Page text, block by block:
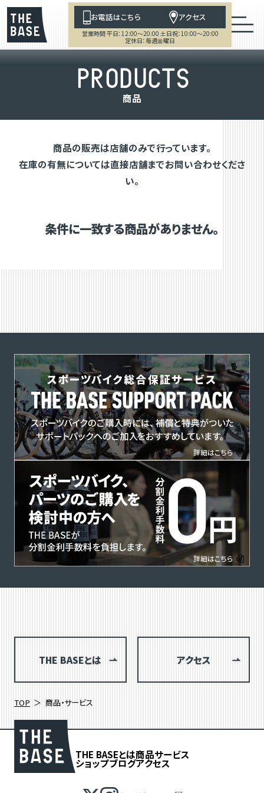
お電話はこちら アクセス
営業時間 平日：12:00～20:00 土日祝：10:00～20:00
定休日：毎週金曜日
PRODUCTS
商品
商品の販売は店舗のみで行っています。
在庫の有無については直接店舗までお問い合わせくださ
い。
条件に一致する商品がありません。
THE BASEとは アクセス
TOP 商品・サービス
THE BASEとは商品サービス
ショップブログアクセス